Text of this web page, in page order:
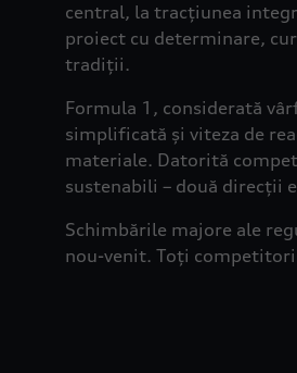
central, la tracțiunea
proiect cu determinare,
tradiții.
Formula 1, considerată
simplificată și viteza de
materiale. Datorită
sustenabili – două direcții
Schimbările majore ale
nou-venit. Toți